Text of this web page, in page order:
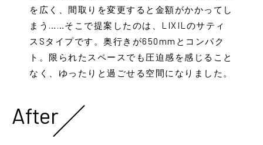
を広く、間取りを変更すると金額がかかってし
まう……そこで提案したのは、LIXILのサティ
スSタイプです。奥行きが650mmとコンパク
ト。限られたスペースでも圧迫感を感じること
なく、ゆったりと過ごせる空間になりました。
After